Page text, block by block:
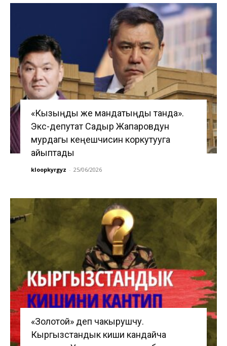
«Кызыңды же мандатыңды танда».
Экс-депутат Садыр Жапаровдун
мурдагы кеңешчисин коркутууга
айыптады
kloopkyrgyz - 25/06/2026
«Золотой» деп чакырушчу.
Кыргызстандык киши кандайча